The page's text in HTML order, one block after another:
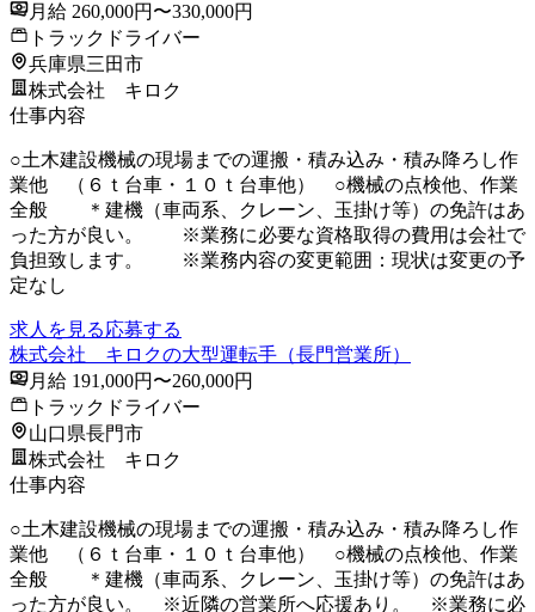
月給 260,000円〜330,000円
トラックドライバー
兵庫県三田市
株式会社 キロク
仕事内容
○土木建設機械の現場までの運搬・積み込み・積み降ろし作
業他 （６ｔ台車・１０ｔ台車他） ○機械の点検他、作業
全般 ＊建機（車両系、クレーン、玉掛け等）の免許はあ
った方が良い。 ※業務に必要な資格取得の費用は会社で
負担致します。 ※業務内容の変更範囲：現状は変更の予
定なし
求人を見る応募する
株式会社 キロクの大型運転手（長門営業所）
月給 191,000円〜260,000円
トラックドライバー
山口県長門市
株式会社 キロク
仕事内容
○土木建設機械の現場までの運搬・積み込み・積み降ろし作
業他 （６ｔ台車・１０ｔ台車他） ○機械の点検他、作業
全般 ＊建機（車両系、クレーン、玉掛け等）の免許はあ
った方が良い。 ※近隣の営業所へ応援あり。 ※業務に必